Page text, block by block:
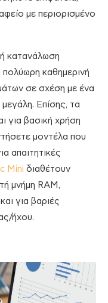
με περιορισμένο
κατανάλωση
πολύωρη καθημερινή
σε σχέση με ένα
Επίσης, τα
για βασική χρήση
μοντέλα που
απαιτητικές
Mini διαθέτουν
μνήμη RAM,
για βαριές
ήχου.